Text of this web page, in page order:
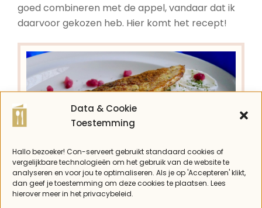
Data & Cookie
Toestemming
Hallo bezoeker! Con-serveert gebruikt standaard cookies of
vergelijkbare technologieën om het gebruik van de website te
analyseren en voor jou te optimaliseren. Als je op 'Accepteren' klikt,
dan geef je toestemming om deze cookies te plaatsen. Lees
hierover meer in het privacybeleid.
goed combineren met de appel, vandaar dat ik
daarvoor gekozen heb. Hier komt het recept!